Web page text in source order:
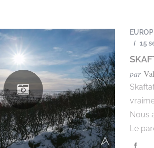
15
par
Nous
Le